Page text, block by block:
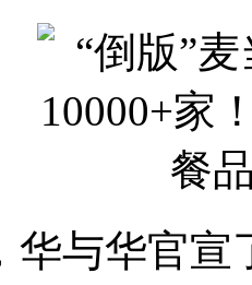
华与华官宣